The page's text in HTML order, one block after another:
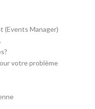
(Events Manager)
votre problème